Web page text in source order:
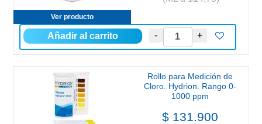
Ver producto
Rollo para Medición de
Cloro. Hydrion. Rango 0-
1000 ppm
$ 131.900